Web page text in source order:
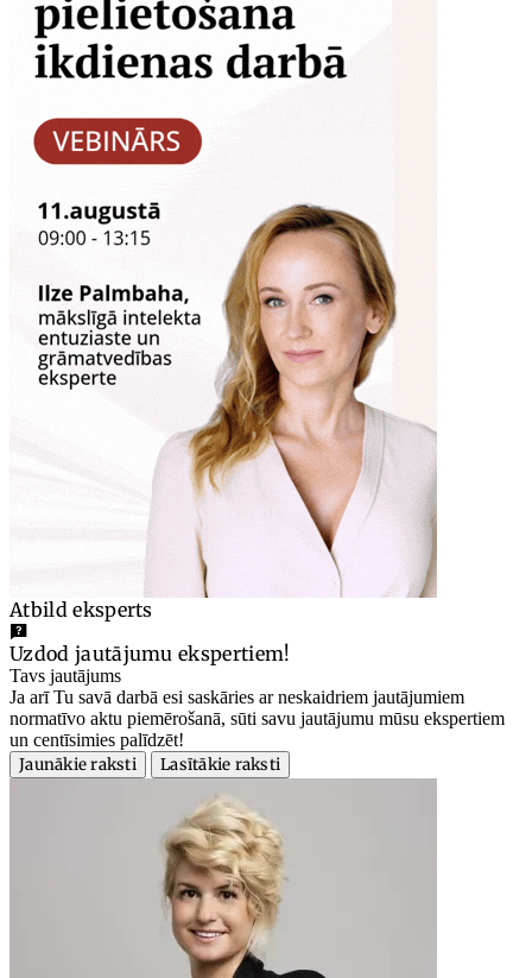
Atbild eksperts
Uzdod jautājumu ekspertiem!
Tavs jautājums
Ja arī Tu savā darbā esi saskāries ar neskaidriem jautājumiem
normatīvo aktu piemērošanā, sūti savu jautājumu mūsu ekspertiem
un centīsimies palīdzēt!
Jaunākie raksti
Lasītākie raksti